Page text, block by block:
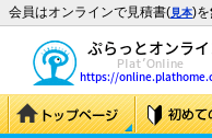
会員はオンラインで見積書(見本)を